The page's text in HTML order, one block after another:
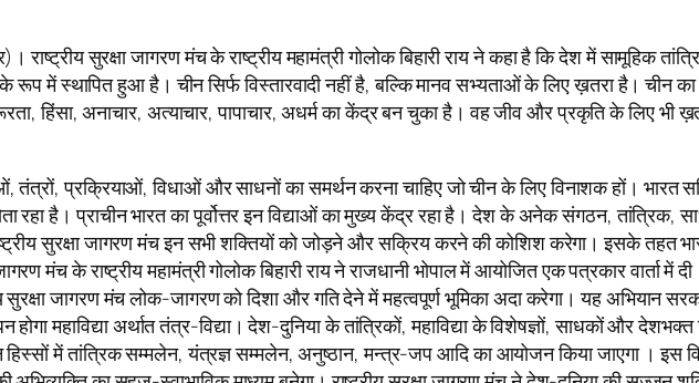
राष्ट्रीय सुरक्षा जागरण मंच के राष्ट्रीय महामंत्री गोलोक बिहारी राय ने कहा है कि देश में सामूहिक
रूप में स्थापित हुआ है। चीन सिर्फ विस्तारवादी नहीं है, बल्कि मानव सभ्यताओं के लिए ख़तरा है। चीन
हिंसा, अनाचार, अत्याचार, पापाचार, अधर्म का केंद्र बन चुका है। वह जीव और प्रकृति के लिए भी
तंत्रों, प्रक्रियाओं, विधाओं और साधनों का समर्थन करना चाहिए जो चीन के लिए विनाशक हों।
रहा है। प्राचीन भारत का पूर्वोत्तर इन विद्याओं का मुख्य केंद्र रहा है। देश के अनेक संगठन, तांत्रिक,
सुरक्षा जागरण मंच इन सभी शक्तियों को जोड़ने और सक्रिय करने की कोशिश करेगा। इसके तहत
मंच के राष्ट्रीय महामंत्री गोलोक बिहारी राय ने राजधानी भोपाल में आयोजित एक पत्रकार वार्ता में
सुरक्षा जागरण मंच लोक-जागरण को दिशा और गति देने में महत्वपूर्ण भूमिका अदा करेगा। यह अभियान
होगा महाविद्या अर्थात तंत्र-विद्या। देश-दुनिया के तांत्रिकों, महाविद्या के विशेषज्ञों, साधकों और
में तांत्रिक सम्मलेन, यंत्रज्ञ सम्मलेन, अनुष्ठान, मन्त्र-जप आदि का आयोजन किया जाएगा । इस